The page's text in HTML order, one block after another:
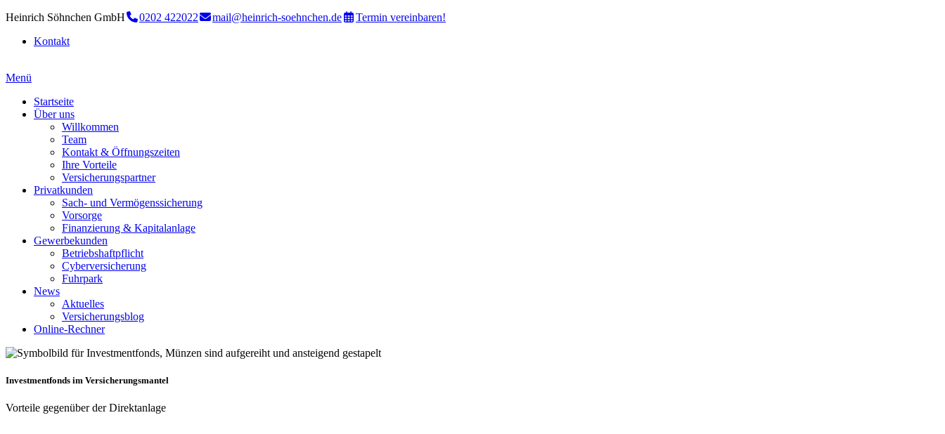
Heinrich Söhnchen GmbH 0202 422022 mail@heinrich-soehnchen.de
Termin vereinbaren!
Kontakt
Menü
Startseite
Über uns
Willkommen
Team
Kontakt & Öffnungszeiten
Ihre Vorteile
Versicherungspartner
Privatkunden
Sach- und Vermögenssicherung
Vorsorge
Finanzierung & Kapitalanlage
Gewerbekunden
Betriebshaftpflicht
Cyberversicherung
Fuhrpark
News
Aktuelles
Versicherungsblog
Online-Rechner
Investmentfonds im Versicherungsmantel
Vorteile gegenüber der Direktanlage